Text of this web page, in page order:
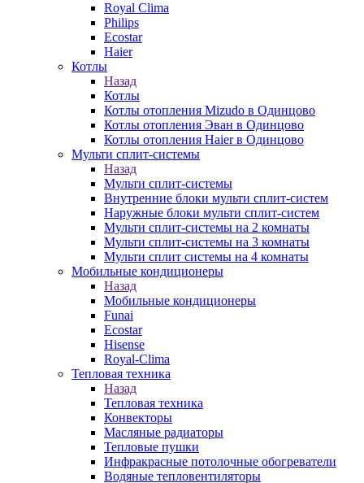
Royal Clima
Philips
Ecostar
Haier
Котлы
Назад
Котлы
Котлы отопления Mizudo в Одинцово
Котлы отопления Эван в Одинцово
Котлы отопления Haier в Одинцово
Мульти сплит-системы
Назад
Мульти сплит-системы
Внутренние блоки мульти сплит-систем
Наружные блоки мульти сплит-систем
Мульти сплит-системы на 2 комнаты
Мульти сплит-системы на 3 комнаты
Мульти сплит системы на 4 комнаты
Мобильные кондиционеры
Назад
Мобильные кондиционеры
Funai
Ecostar
Hisense
Royal-Clima
Тепловая техника
Назад
Тепловая техника
Конвекторы
Масляные радиаторы
Тепловые пушки
Инфракрасные потолочные обогреватели
Водяные тепловентиляторы